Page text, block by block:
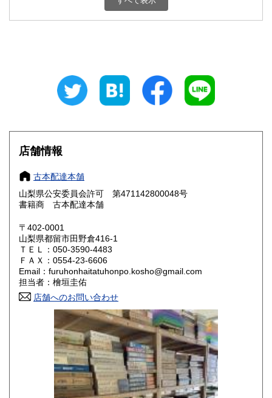
800円 三重県
大阪府
奈良県
鳥取県 800円 島根県
岡山県
山口県 800円
香川県 800円 愛媛県
高知県 800円
800円 長崎県
800円 大分県
800円 鹿児島県
店舗情報
古本配達本舗
山梨県公安委員会許可 第471142800048号
書籍商 古本配達本舗
〒402-0001
山梨県都留市田野倉416-1
ＴＥＬ：050-3590-4483
ＦＡＸ：0554-23-6606
Email：furuhonhaitatuhonpo.kosho@gmail.com
担当者：檜垣圭佑
店舗へのお問い合わせ